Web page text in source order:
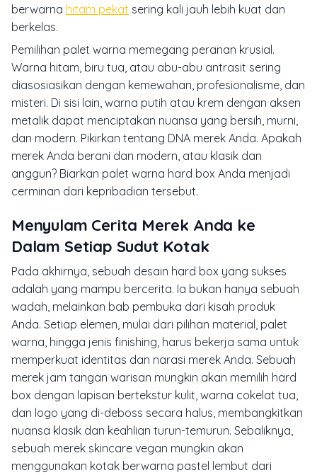
berwarna hitam pekat sering kali jauh lebih kuat dan
berkelas.
Pemilihan palet warna memegang peranan krusial.
Warna hitam, biru tua, atau abu-abu antrasit sering
diasosiasikan dengan kemewahan, profesionalisme, dan
misteri. Di sisi lain, warna putih atau krem dengan aksen
metalik dapat menciptakan nuansa yang bersih, murni,
dan modern. Pikirkan tentang DNA merek Anda. Apakah
merek Anda berani dan modern, atau klasik dan
anggun? Biarkan palet warna hard box Anda menjadi
cerminan dari kepribadian tersebut.
Menyulam Cerita Merek Anda ke
Dalam Setiap Sudut Kotak
Pada akhirnya, sebuah desain hard box yang sukses
adalah yang mampu bercerita. Ia bukan hanya sebuah
wadah, melainkan bab pembuka dari kisah produk
Anda. Setiap elemen, mulai dari pilihan material, palet
warna, hingga jenis finishing , harus bekerja sama untuk
memperkuat identitas dan narasi merek Anda. Sebuah
merek jam tangan warisan mungkin akan memilih hard
box dengan lapisan bertekstur kulit, warna cokelat tua,
dan logo yang di-deboss secara halus, membangkitkan
nuansa klasik dan keahlian turun-temurun. Sebaliknya,
sebuah merek skincare vegan mungkin akan
menggunakan kotak berwarna pastel lembut dari